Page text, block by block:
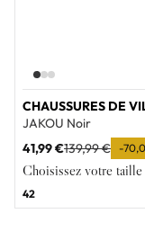
CHAUSSURES DE
JAKOU Noir
41,99 €139,99 € -
Choisissez votre taille
42